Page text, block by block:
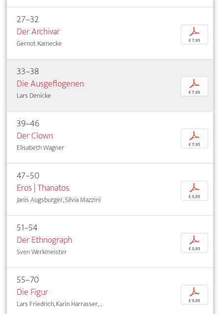
27–32
Der Archivar
Gernot Kamecke
p
€ 7,95
33–38
Die Ausgeflogenen
Lars Denicke
p
€ 7,95
39–46
Der Clown
Elisabeth Wagner
p
€ 7,95
47–50
Eros | Thanatos
Janis Augsburger, Silvia Mazzini
p
€ 5,95
51–54
Der Ethnograph
Sven Werkmeister
p
€ 5,95
55–70
Die Figur
Lars Friedrich, Karin Harrasser, ...
p
€ 9,95